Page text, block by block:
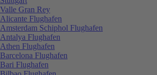
Valle Gran Rey
Alicante Flughafen
Amsterdam Schiphol Flughafen
Antalya Flughafen
Athen Flughafen
Barcelona Flughafen
Bari Flughafen